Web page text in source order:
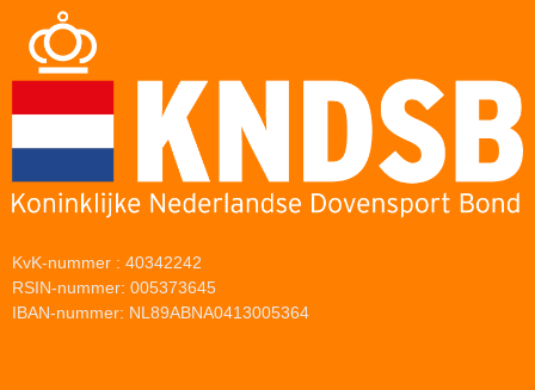
KvK-nummer : 40342242
RSIN-nummer: 005373645
IBAN-nummer: NL89ABNA0413005364